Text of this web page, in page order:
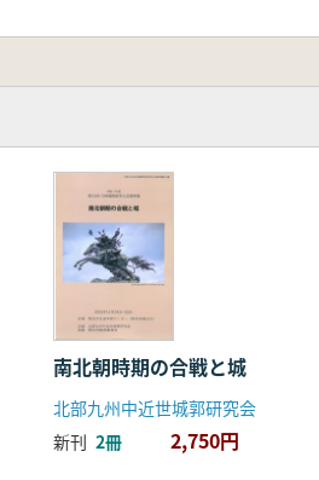
南北朝時期の合戦と城
北部九州中近世城郭研究会
新刊 2冊 2,750円